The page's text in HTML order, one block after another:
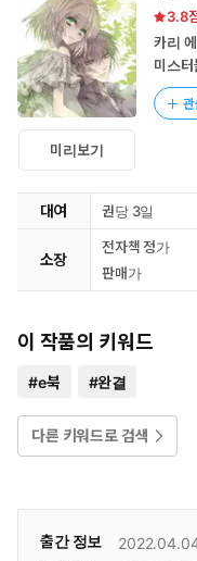
미리보기
3.8
카리
미스터
관
대여 권당 3일
소장
전자책 정가
판매가
이 작품의 키워드
#e북 #완결
다른 키워드로 검색
출간 정보